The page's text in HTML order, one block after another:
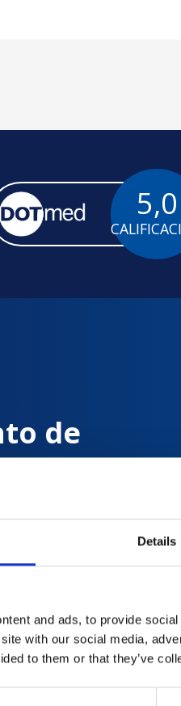
Details
and ads, to provide
with our social media,
to them or that they’ve
5,0
de